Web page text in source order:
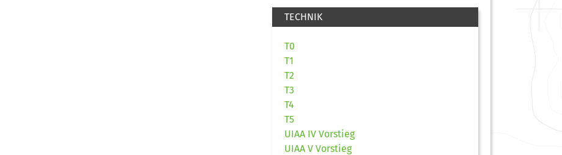
TECHNIK
T0
T1
T2
T3
T4
T5
UIAA IV Vorstieg
UIAA V Vorstieg